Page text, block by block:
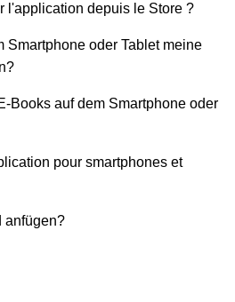
l'application depuis le Store ?
Smartphone oder Tablet meine
Books auf dem Smartphone oder
pour smartphones et
anfügen?